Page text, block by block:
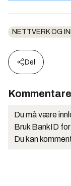
NETTVERK OG
Del
Du må være
Bruk BankID
Du kan